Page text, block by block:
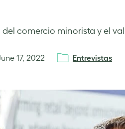
del comercio minorista y el
17, 2022 Entrevistas